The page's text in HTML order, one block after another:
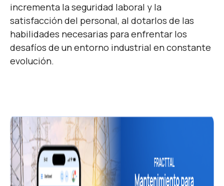
incrementa la seguridad laboral y la
satisfacción del personal, al dotarlos de las
habilidades necesarias para enfrentar los
desafíos de un entorno industrial en constante
evolución.